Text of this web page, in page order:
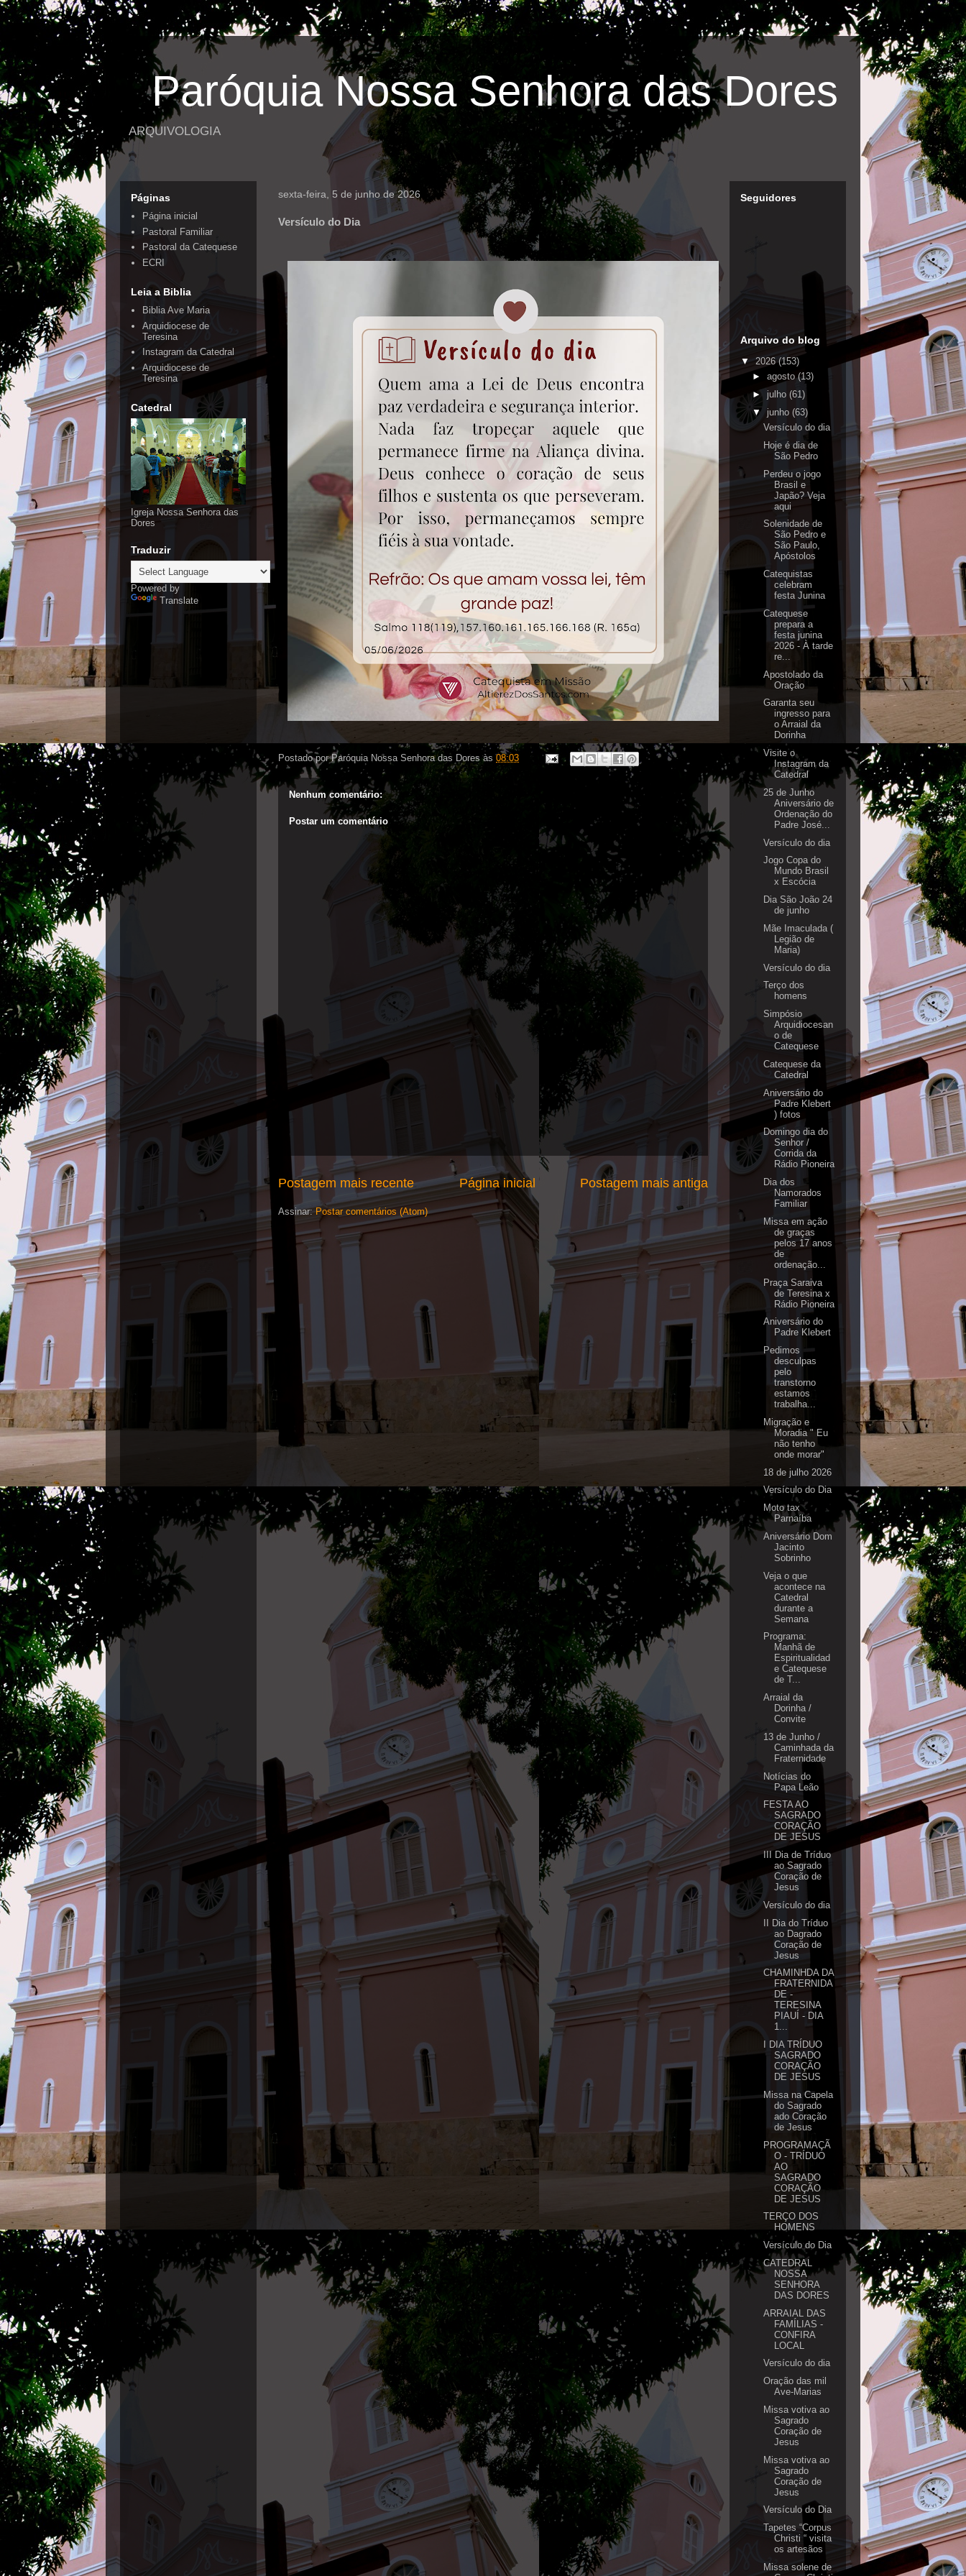
Paróquia Nossa Senhora das Dores
ARQUIVOLOGIA
sexta-feira, 5 de junho de 2026
Versículo do Dia
Postado porParóquia Nossa Senhora das Dores às08:03
Nenhum comentário:
Postar um comentário
Postagem mais recente Postagem mais antiga
Página inicial
Assinar:Postar comentários (Atom)
Páginas
Página inicial
Pastoral Familiar
Pastoral da Catequese
ECRI
Leia a Biblia
Biblia Ave Maria
Arquidiocese de
Teresina
Instagram da Catedral
Arquidiocese de
Teresina
Catedral
Igreja Nossa Senhora das
Dores
Traduzir
Powered by
Translate
Seguidores
Arquivo do blog
▼2026(153)
► agosto(13)
► julho (61)
▼ junho (63)
Versículo do dia
Hoje é dia de
São Pedro
Perdeu o jogo
Brasil e
Japão? Veja
aqui
Solenidade de
São Pedro e
São Paulo,
Apóstolos
Catequistas
celebram
festa Junina
Catequese
prepara a
festa junina
2026 - À tarde
re...
Apostolado da
Oração
Garanta seu
ingresso para
o Arraial da
Dorinha
Visite o
Instagram da
Catedral
25 de Junho
Aniversário de
Ordenação do
Padre José...
Versículo do dia
Jogo Copa do
Mundo Brasil
x Escócia
Dia São João 24
de junho
Mãe Imaculada (
Legião de
Maria)
Versículo do dia
Terço dos
homens
Simpósio
Arquidiocesan
o de
Catequese
Catequese da
Catedral
Aniversário do
Padre Klebert
) fotos
Domingo dia do
Senhor /
Corrida da
Rádio Pioneira
Dia dos
Namorados
Familiar
Missa em ação
de graças
pelos 17 anos
de
ordenação...
Praça Saraiva
de Teresina x
Rádio Pioneira
Aniversário do
Padre Klebert
Pedimos
desculpas
pelo
transtorno
estamos
trabalha...
Migração e
Moradia " Eu
não tenho
onde morar"
18 de julho 2026
Versículo do Dia
Moto tax
Parnaíba
Aniversário Dom
Jacinto
Sobrinho
Veja o que
acontece na
Catedral
durante a
Semana
Programa:
Manhã de
Espiritualidad
e Catequese
de T...
Arraial da
Dorinha /
Convite
13 de Junho /
Caminhada da
Fraternidade
Notícias do
Papa Leão
FESTA AO
SAGRADO
CORAÇÃO
DE JESUS
III Dia de Tríduo
ao Sagrado
Coração de
Jesus
Versículo do dia
II Dia do Tríduo
ao Dagrado
Coração de
Jesus
CHAMINHDA DA
FRATERNIDA
DE -
TERESINA
PIAUÍ - DIA
1...
I DIA TRÍDUO
SAGRADO
CORAÇÃO
DE JESUS
Missa na Capela
do Sagrado
ado Coração
de Jesus
PROGRAMAÇÃ
O - TRÍDUO
AO
SAGRADO
CORAÇÃO
DE JESUS
TERÇO DOS
HOMENS
Versículo do Dia
CATEDRAL
NOSSA
SENHORA
DAS DORES
ARRAIAL DAS
FAMÍLIAS -
CONFIRA
LOCAL
Versículo do dia
Oração das mil
Ave-Marias
Missa votiva ao
Sagrado
Coração de
Jesus
Missa votiva ao
Sagrado
Coração de
Jesus
Versículo do Dia
Tapetes “Corpus
Christi “ visita
os artesãos
Missa solene de